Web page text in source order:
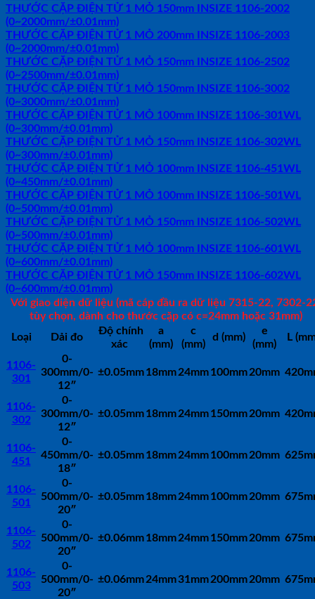
THƯỚC CẶP ĐIỆN TỬ 1 MỎ 150mm INSIZE 1106-2002
(0~2000mm/±0.01mm)
THƯỚC CẶP ĐIỆN TỬ 1 MỎ 200mm INSIZE 1106-2003
(0~2000mm/±0.01mm)
THƯỚC CẶP ĐIỆN TỬ 1 MỎ 150mm INSIZE 1106-2502
(0~2500mm/±0.01mm)
THƯỚC CẶP ĐIỆN TỬ 1 MỎ 150mm INSIZE 1106-3002
(0~3000mm/±0.01mm)
THƯỚC CẶP ĐIỆN TỬ 1 MỎ 100mm INSIZE 1106-301WL
(0~300mm/±0.01mm)
THƯỚC CẶP ĐIỆN TỬ 1 MỎ 150mm INSIZE 1106-302WL
(0~300mm/±0.01mm)
THƯỚC CẶP ĐIỆN TỬ 1 MỎ 100mm INSIZE 1106-451WL
(0~450mm/±0.01mm)
THƯỚC CẶP ĐIỆN TỬ 1 MỎ 100mm INSIZE 1106-501WL
(0~500mm/±0.01mm)
THƯỚC CẶP ĐIỆN TỬ 1 MỎ 150mm INSIZE 1106-502WL
(0~500mm/±0.01mm)
THƯỚC CẶP ĐIỆN TỬ 1 MỎ 100mm INSIZE 1106-601WL
(0~600mm/±0.01mm)
THƯỚC CẶP ĐIỆN TỬ 1 MỎ 150mm INSIZE 1106-602WL
(0~600mm/±0.01mm)
Với giao diện dữ liệu (mã cáp đầu ra dữ liệu 7315-22, 7302-
tùy chọn, dành cho thước cặp có c=24mm hoặc 31mm)
Loại
Dải đo
Độ chính
xác
a
(mm)
c
(mm)
d (mm)
e
(mm)
L
1106-
301
0-
300mm/0-
12″
±0.05mm18mm24mm100mm20mm
1106-
302
0-
300mm/0-
12″
±0.05mm18mm24mm150mm20mm
1106-
451
0-
450mm/0-
18″
±0.05mm18mm24mm100mm20mm
1106-
501
0-
500mm/0-
20″
±0.05mm18mm24mm100mm20mm
1106-
502
0-
500mm/0-
20″
±0.06mm18mm24mm150mm20mm
1106-
503
0-
500mm/0-
20″
±0.06mm24mm31mm200mm20mm